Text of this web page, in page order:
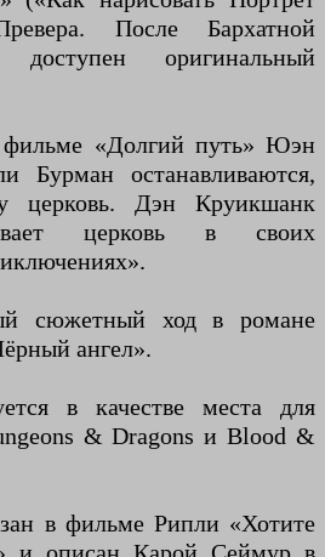
После Бархатной
оригинальный
«Долгий путь» Юэн
Бурман останавливаются,
церковь. Дэн Круикшанк
церковь в своих
сюжетный ход в романе
ангел».
в качестве места для
& Dragons и Blood &
в фильме Рипли «Хотите